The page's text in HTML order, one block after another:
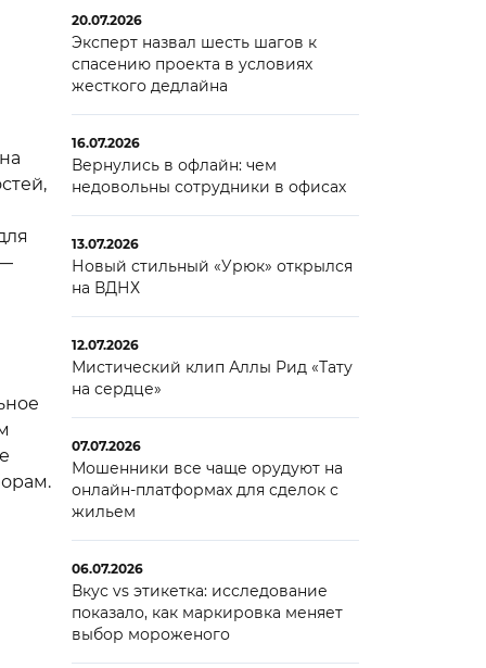
20.07.2026
Эксперт назвал шесть шагов к
спасению проекта в условиях
жесткого дедлайна
16.07.2026
Вернулись в офлайн: чем
недовольны сотрудники в офисах
13.07.2026
Новый стильный «Урюк» открылся
на ВДНХ
12.07.2026
Мистический клип Аллы Рид «Тату
на сердце»
07.07.2026
Мошенники все чаще орудуют на
онлайн-платформах для сделок с
жильем
06.07.2026
Вкус vs этикетка: исследование
показало, как маркировка меняет
выбор мороженого